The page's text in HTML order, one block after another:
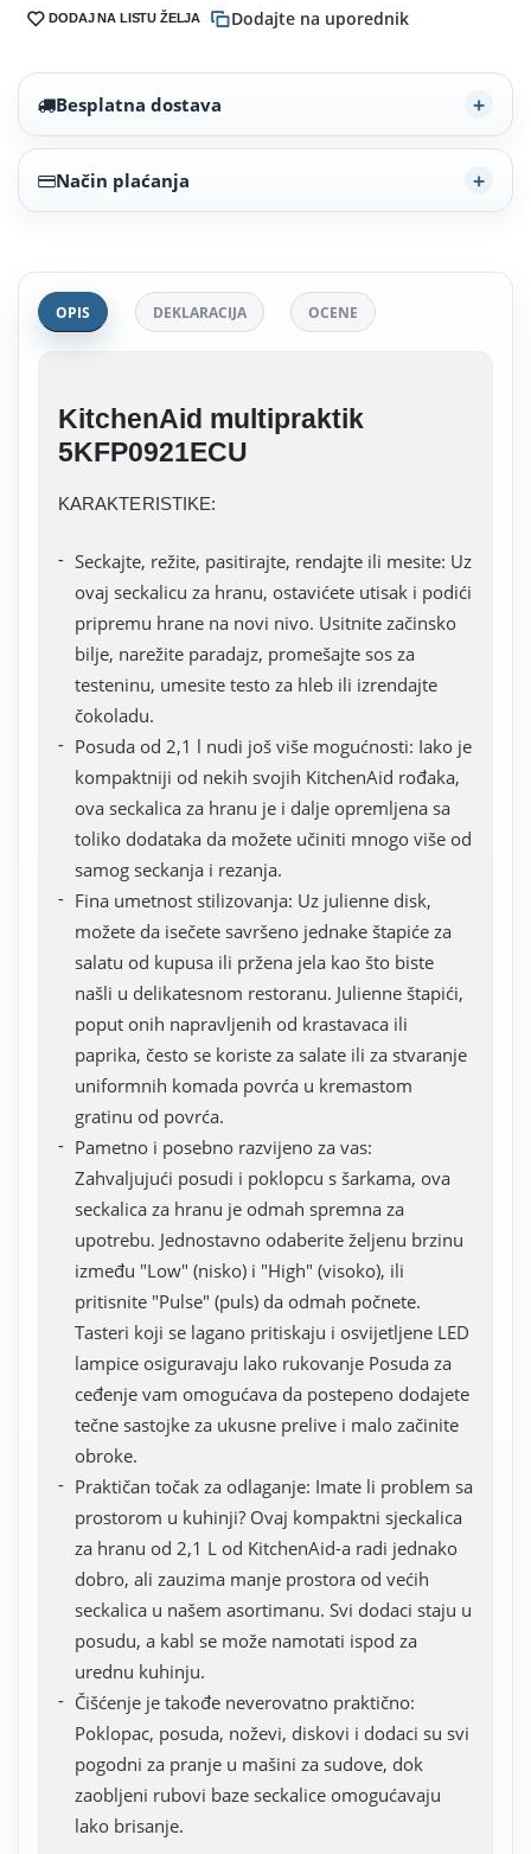
DODAJ NA LISTU ŽELJA Dodajte na uporednik
Besplatna dostava
Način plaćanja
OPIS DEKLARACIJA OCENE
KitchenAid multipraktik
5KFP0921ECU
KARAKTERISTIKE:
Seckajte, režite, pasitirajte, rendajte ili mesite: Uz
ovaj seckalicu za hranu, ostavićete utisak i podići
pripremu hrane na novi nivo. Usitnite začinsko
bilje, narežite paradajz, promešajte sos za
testeninu, umesite testo za hleb ili izrendajte
čokoladu.
Posuda od 2,1 l nudi još više mogućnosti: Iako je
kompaktniji od nekih svojih KitchenAid rođaka,
ova seckalica za hranu je i dalje opremljena sa
toliko dodataka da možete učiniti mnogo više od
samog seckanja i rezanja.
Fina umetnost stilizovanja: Uz julienne disk,
možete da isečete savršeno jednake štapiće za
salatu od kupusa ili pržena jela kao što biste
našli u delikatesnom restoranu. Julienne štapići,
poput onih napravljenih od krastavaca ili
paprika, često se koriste za salate ili za stvaranje
uniformnih komada povrća u kremastom
gratinu od povrća.
Pametno i posebno razvijeno za vas:
Zahvaljujući posudi i poklopcu s šarkama, ova
seckalica za hranu je odmah spremna za
upotrebu. Jednostavno odaberite željenu brzinu
između "Low" (nisko) i "High" (visoko), ili
pritisnite "Pulse" (puls) da odmah počnete.
Tasteri koji se lagano pritiskaju i osvijetljene LED
lampice osiguravaju lako rukovanje Posuda za
ceđenje vam omogućava da postepeno dodajete
tečne sastojke za ukusne prelive i malo začinite
obroke.
Praktičan točak za odlaganje: Imate li problem sa
prostorom u kuhinji? Ovaj kompaktni sjeckalica
za hranu od 2,1 L od KitchenAid-a radi jednako
dobro, ali zauzima manje prostora od većih
seckalica u našem asortimanu. Svi dodaci staju u
posudu, a kabl se može namotati ispod za
urednu kuhinju.
Čišćenje je takođe neverovatno praktično:
Poklopac, posuda, noževi, diskovi i dodaci su svi
pogodni za pranje u mašini za sudove, dok
zaobljeni rubovi baze seckalice omogućavaju
lako brisanje.